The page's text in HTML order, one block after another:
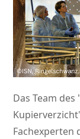
Das Team
Fachexperten